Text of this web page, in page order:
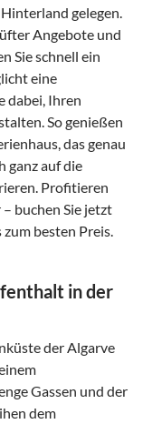
gelegen.
Angebote und
Sie schnell ein
eine
dabei, Ihren
So genießen
das genau
ganz auf die
Profitieren
buchen Sie jetzt
besten Preis.
in der
der Algarve
Gassen und der
dem